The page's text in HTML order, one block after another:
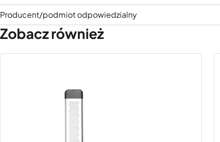
Producent/podmiot odpowiedzialny
Zobacz również